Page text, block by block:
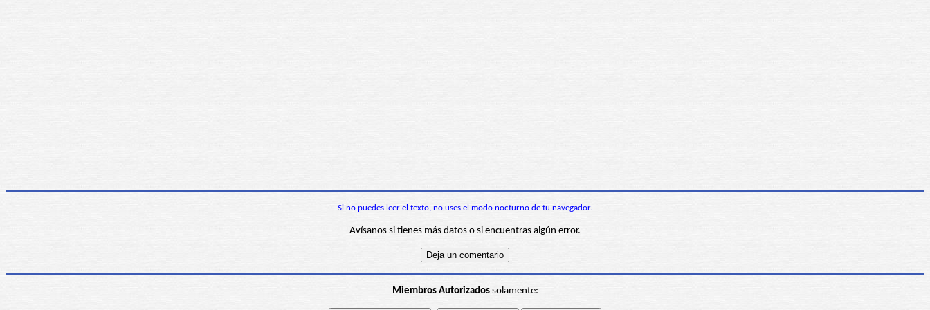
Si no puedes leer el texto, no uses el modo nocturno de tu navegador.
Avísanos si tienes más datos o si encuentras algún error.
Miembros Autorizadossolamente: